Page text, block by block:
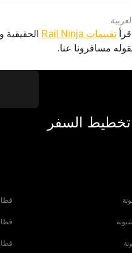
اقرأ تقييمات Rail Ninja
الحقيقية
مسافرونا عنا.
السفر